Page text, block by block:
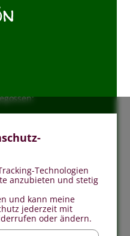
Technologien
anzubieten und stetig
und kann meine
jederzeit mit
oder ändern.